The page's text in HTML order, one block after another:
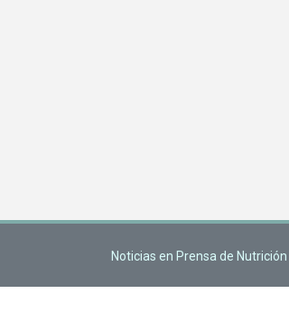
Noticias en Prensa de Nutrición